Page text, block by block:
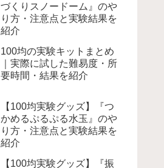
づくりスノードーム』のや
り方・注意点と実験結果を
紹介
100均の実験キットまとめ
｜実際に試した難易度・所
要時間・結果を紹介
【100均実験グッズ】『つ
かめるぷるぷる水玉』のや
り方・注意点と実験結果を
紹介
【100均実験グッズ】『振